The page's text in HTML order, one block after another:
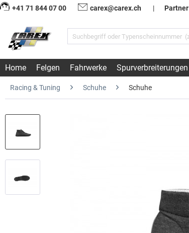
+41 71 844 07 00 carex@carex.ch | Partner
Home Felgen Fahrwerke Spurverbreiterungen
Racing & Tuning Schuhe Schuhe